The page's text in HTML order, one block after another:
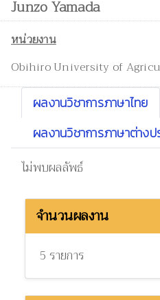
Junzo Yamada
หน่วยงาน
Obihiro University of
ผลงานวิชาการภาษาไทย
ผลงานวิชาการภาษาต่างป
ไม่พบผลลัพธ์
จำนวนผลงาน
5 รายการ